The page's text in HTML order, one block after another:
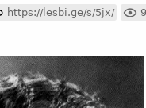
https://lesbi.ge/s/5jx/